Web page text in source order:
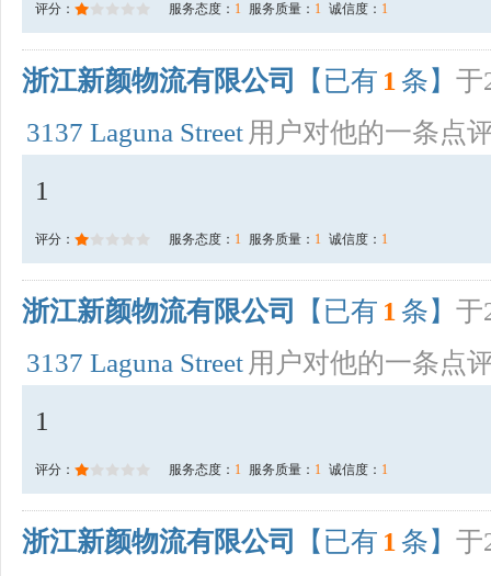
评分： 服务态度： 1 服务质量： 1 诚信度： 1
浙江新颜物流有限公司 【已有 1 条】 于
3137 Laguna Street 用户对他的一条点
1
评分： 服务态度： 1 服务质量： 1 诚信度： 1
浙江新颜物流有限公司 【已有 1 条】 于
3137 Laguna Street 用户对他的一条点
1
评分： 服务态度： 1 服务质量： 1 诚信度： 1
浙江新颜物流有限公司 【已有 1 条】 于